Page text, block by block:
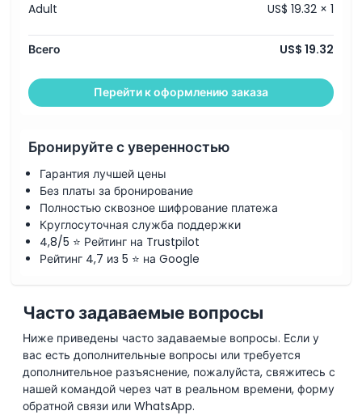
Adult
US$ 19.32 × 1
Всего US$ 19.32
Перейти к оформлению заказа
Бронируйте с уверенностью
Гарантия лучшей цены
Без платы за бронирование
Полностью сквозное шифрование платежа
Круглосуточная служба поддержки
4,8/5 ⭐ Рейтинг на Trustpilot
Рейтинг 4,7 из 5 ⭐ на Google
Часто задаваемые вопросы
Ниже приведены часто задаваемые вопросы. Если у
вас есть дополнительные вопросы или требуется
дополнительное разъяснение, пожалуйста, свяжитесь с
нашей командой через чат в реальном времени, форму
обратной связи или WhatsApp.